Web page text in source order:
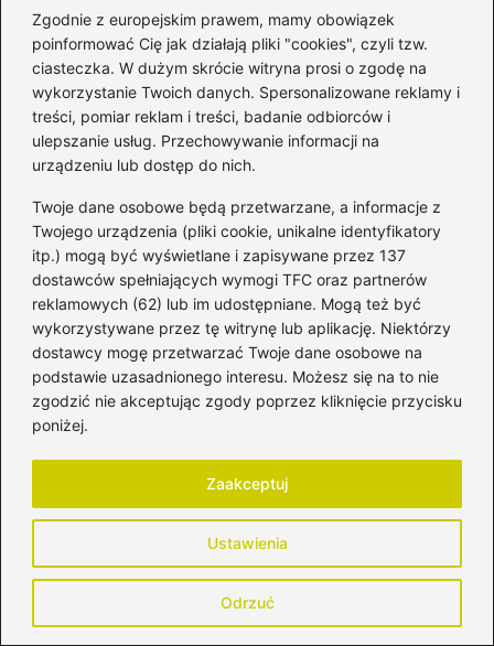
Zgodnie z europejskim prawem, mamy obowiązek
poinformować Cię jak działają pliki "cookies", czyli tzw.
ciasteczka. W dużym skrócie witryna prosi o zgodę na
wykorzystanie Twoich danych. Spersonalizowane reklamy i
treści, pomiar reklam i treści, badanie odbiorców i
ulepszanie usług. Przechowywanie informacji na
urządzeniu lub dostęp do nich.
Twoje dane osobowe będą przetwarzane, a informacje z
Twojego urządzenia (pliki cookie, unikalne identyfikatory
itp.) mogą być wyświetlane i zapisywane przez 137
dostawców spełniających wymogi TFC oraz partnerów
reklamowych (62) lub im udostępniane. Mogą też być
wykorzystywane przez tę witrynę lub aplikację. Niektórzy
dostawcy mogę przetwarzać Twoje dane osobowe na
podstawie uzasadnionego interesu. Możesz się na to nie
zgodzić nie akceptując zgody poprzez kliknięcie przycisku
poniżej.
Ustawienia
Odrzuć
Zaakceptuj
Cześć! Nazywam się Honorata i jestem mamą, która
każdego dnia łączy macierzyństwo z odkrywaniem siebie
na nowo. Blog mytomamy.pl powstał z potrzeby dzielenia
się doświadczeniem, wsparcia innych kobiet oraz tworzenia
przestrzeni, w której możemy mówić o rodzicielstwie
szczerze – bez filtrów, presji i perfekcjonizmu. Piszę o
ciąży, porodzie, połogu, wychowaniu dzieci, relacjach w
rodzinie, edukacji, rozwoju osobistym i kobiecym stylu
życia. Poruszam tematy, które są mi bliskie – od
codziennych dylematów rodzica, przez zdrowie i emocje,
aż po inspiracje, które pomagają żyć bardziej świadomie i
uważnie.
Jestem mamą, partnerką, kobietą, która uczy się
równowagi między byciem dla innych a byciem dla siebie.
Wierzę, że każda z nas potrzebuje wspólnoty, rozmowy i
akceptacji – dlatego stworzyłam miejsce, w którym możemy
się wspierać, wymieniać doświadczeniami i razem dorastać
do swojej najlepszej wersji. Zapraszam Cię do mojego
świata – pełnego miłości, autentyczności, refleksji i małych,
wielkich codziennych chwil. Jestem tu, by inspirować,
Jak badania przesiewowe po porodzie mogą
Jak skutecznie zwiększyć ilość pokarmu po